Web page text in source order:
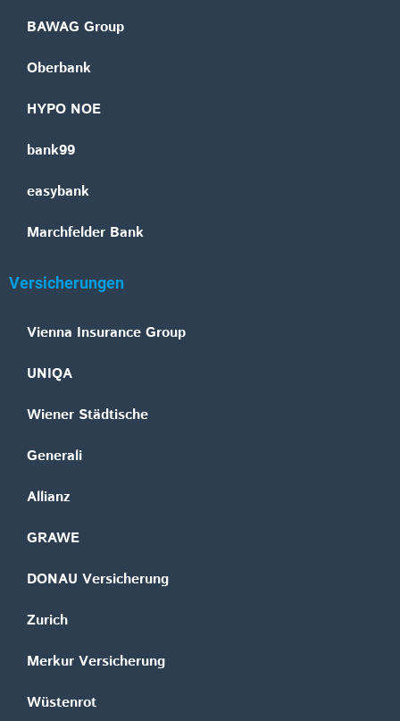
BAWAG Group
Oberbank
HYPO NOE
bank99
easybank
Marchfelder Bank
Versicherungen
Vienna Insurance Group
UNIQA
Wiener Städtische
Generali
Allianz
GRAWE
DONAU Versicherung
Zurich
Merkur Versicherung
Wüstenrot